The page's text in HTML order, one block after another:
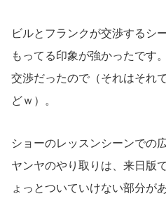
ビルとフランクが交渉するシ
もってる印象が強かったです
交渉だったので（それはそれ
どｗ）。
ショーのレッスンシーンでの
ヤンヤのやり取りは、来日版
ょっとついていけない部分が